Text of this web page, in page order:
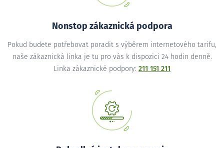
Nonstop zákaznická podpora
Pokud budete potřebovat poradit s výběrem internetového tarifu,
naše zákaznická linka je tu pro vás k dispozici 24 hodin denně.
Linka zákaznické podpory: 211 151 211